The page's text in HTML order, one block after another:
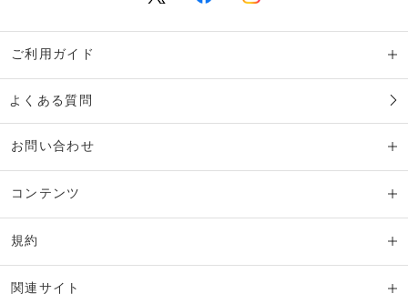
ご利用ガイド
よくある質問
お問い合わせ
コンテンツ
規約
関連サイト